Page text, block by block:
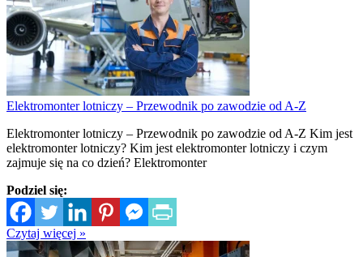
Elektromonter lotniczy – Przewodnik po zawodzie od A-Z
Elektromonter lotniczy – Przewodnik po zawodzie od A-Z Kim jest
elektromonter lotniczy? Kim jest elektromonter lotniczy i czym
zajmuje się na co dzień? Elektromonter
Podziel się:
Czytaj więcej »